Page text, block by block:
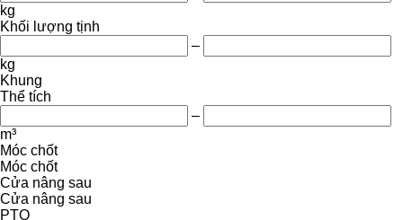
kg
Khối lượng tịnh
–
kg
Khung
Thể tích
–
m³
Móc chốt
Móc chốt
Cửa nâng sau
Cửa nâng sau
PTO